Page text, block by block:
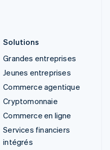
Solutions
Grandes entreprises
Jeunes entreprises
Commerce agentique
Cryptomonnaie
Commerce en ligne
Services financiers
intégrés